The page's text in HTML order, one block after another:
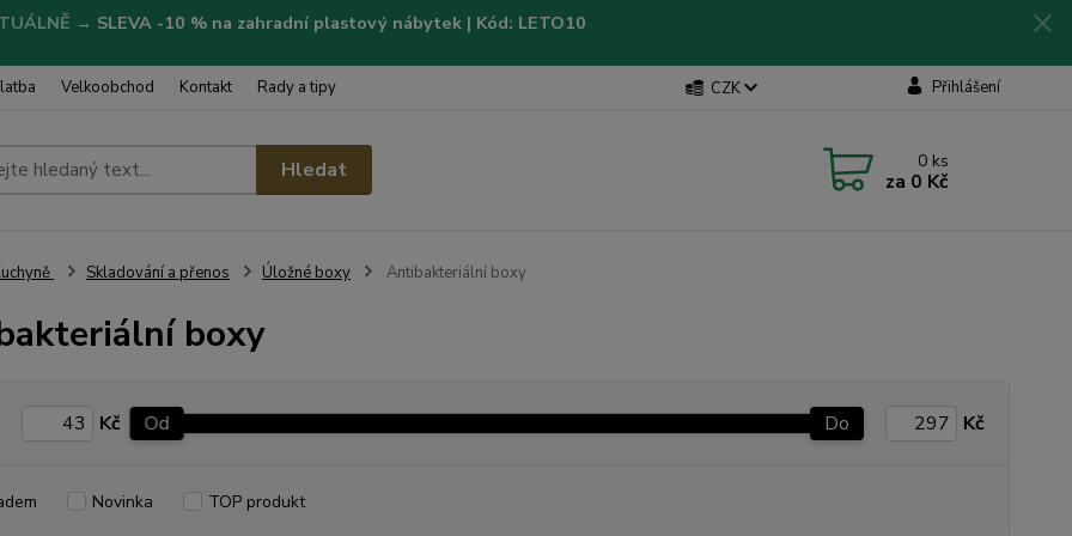
→ SLEVA -10 % na zahradní plastový nábytek | Kód: LETO10
Velkoobchod Kontakt Rady a tipy CZK Přihlášení
Hledat 0 ks
za 0 Kč
Skladování a přenos Úložné boxy Antibakteriální boxy
boxy
Kč Od Do Kč
Novinka TOP produkt